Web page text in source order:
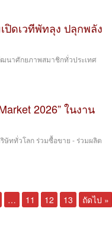
ปิดเวทีพัทลุง ปลุกพลัง
ฒนาศักยภาพสมาชิกทั่วประเทศ
2026” ในงาน
ษัททั่วโลก ร่วมซื้อขาย - ร่วมผลิต
… 11 12 13 ถัดไป »